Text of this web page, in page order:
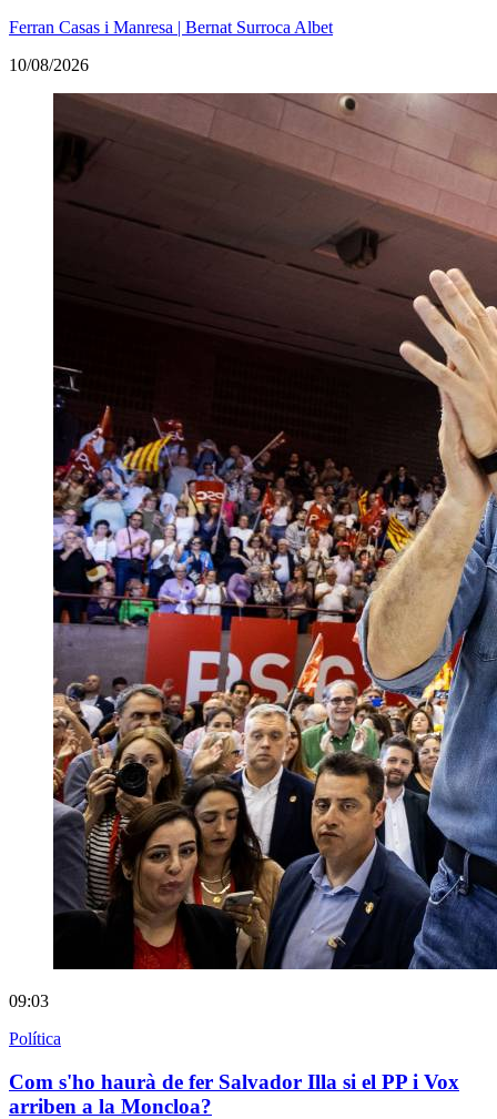
Ferran Casas i Manresa | Bernat Surroca Albet
10/08/2026
09:03
Política
Com s'ho haurà de fer Salvador Illa si el PP i Vox
arriben a la Moncloa?